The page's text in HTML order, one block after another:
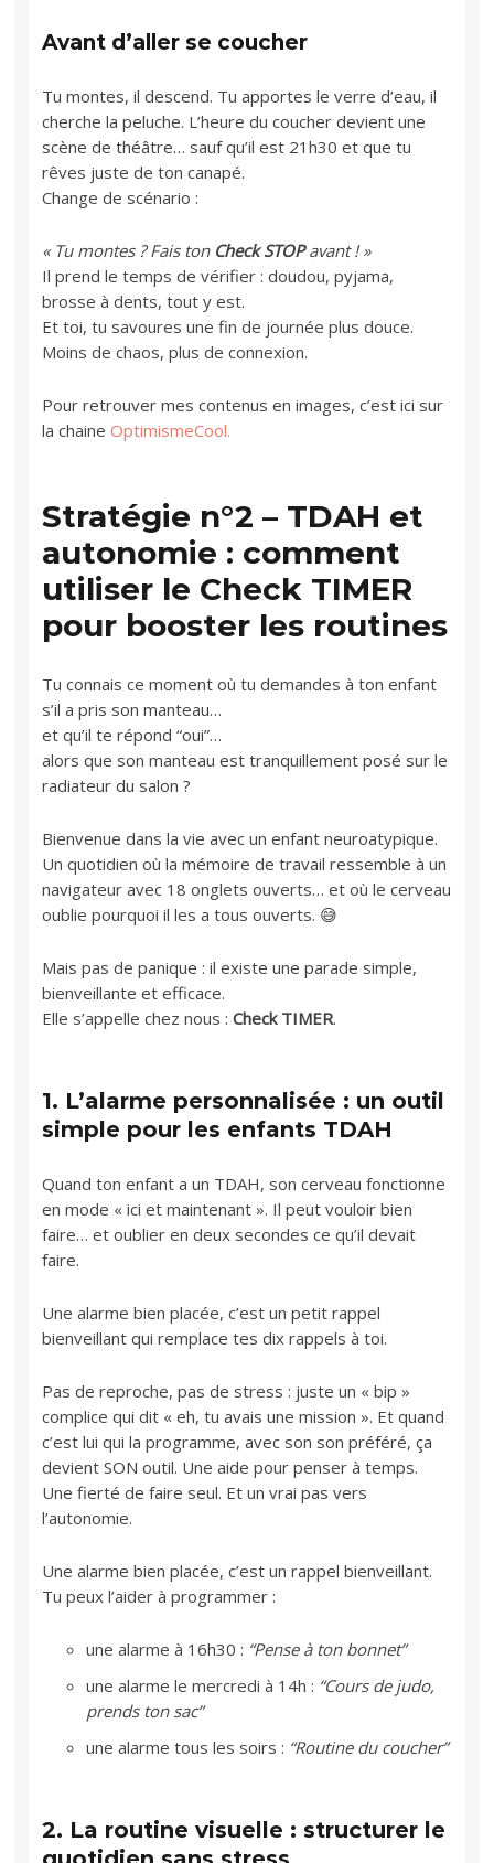
Avant d’aller se coucher
Tu montes, il descend. Tu apportes le verre d’eau, il
cherche la peluche. L’heure du coucher devient une
scène de théâtre… sauf qu’il est 21h30 et que tu
rêves juste de ton canapé.
Change de scénario :
« Tu montes ? Fais ton Check STOPavant ! »
Il prend le temps de vérifier : doudou, pyjama,
brosse à dents, tout y est.
Et toi, tu savoures une fin de journée plus douce.
Moins de chaos, plus de connexion.
Pour retrouver mes contenus en images, c’est ici sur
la chaineOptimismeCool.
Stratégie n°2 – TDAH et
autonomie : comment
utiliser le Check TIMER
pour booster les routines
Tu connais ce moment où tu demandes à ton enfant
s’il a pris son manteau…
et qu’il te répond “oui”…
alors que son manteau est tranquillement posé sur le
radiateur du salon ?
Bienvenue dans la vie avec un enfant neuroatypique.
Un quotidien où la mémoire de travail ressemble à un
navigateur avec 18 onglets ouverts… et où le cerveau
oublie pourquoi il les a tous ouverts. 😅
Mais pas de panique : il existe une parade simple,
bienveillante et efficace.
Elle s’appelle chez nous :Check TIMER.
1. L’alarme personnalisée : un outil
simple pour les enfants TDAH
Quand ton enfant a un TDAH, son cerveau fonctionne
en mode « ici et maintenant ». Il peut vouloir bien
faire… et oublier en deux secondes ce qu’il devait
faire.
Une alarme bien placée, c’est un petit rappel
bienveillant qui remplace tes dix rappels à toi.
Pas de reproche, pas de stress : juste un « bip »
complice qui dit « eh, tu avais une mission ». Et quand
c’est lui qui la programme, avec son son préféré, ça
devient SON outil. Une aide pour penser à temps.
Une fierté de faire seul. Et un vrai pas vers
l’autonomie.
Une alarme bien placée, c’est un rappel bienveillant.
Tu peux l’aider à programmer :
une alarme à 16h30 : “Pense à ton bonnet”
une alarme le mercredi à 14h : “Cours de judo,
prends ton sac”
une alarme tous les soirs : “Routine du coucher”
2. La routine visuelle : structurer le